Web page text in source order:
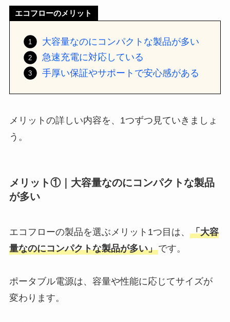
エコフローのメリット
大容量なのにコンパクトな製品が多い
急速充電に対応している
手厚い保証やサポートで安心感がある
メリットの詳しい内容を、1つずつ見ていきましょ
う。
メリット①｜大容量なのにコンパクトな製品
が多い
エコフローの製品を選ぶメリット1つ目は、 「大容
量なのにコンパクトな製品が多い」です。
ポータブル電源は、容量や性能に応じてサイズが
変わります。